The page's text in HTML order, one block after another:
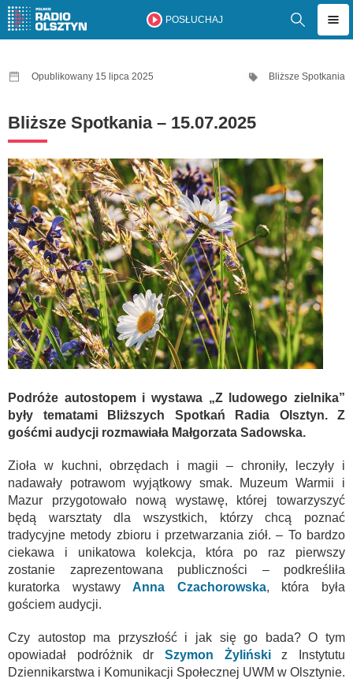
POSŁUCHAJ
Opublikowany 15 lipca 2025 Bliższe Spotkania
Bliższe Spotkania – 15.07.2025
Podróże autostopem i wystawa „Z ludowego zielnika”
były tematami Bliższych Spotkań Radia Olsztyn. Z
gośćmi audycji rozmawiała Małgorzata Sadowska.
Zioła w kuchni, obrzędach i magii – chroniły, leczyły i
nadawały potrawom wyjątkowy smak. Muzeum Warmii i
Mazur przygotowało nową wystawę, której towarzyszyć
będą warsztaty dla wszystkich, którzy chcą poznać
tradycyjne metody zbioru i przetwarzania ziół. – To bardzo
ciekawa i unikatowa kolekcja, która po raz pierwszy
zostanie zaprezentowana publiczności – podkreśliła
kuratorka wystawyAnna Czachorowska, która była
gościem audycji.
Czy autostop ma przyszłość i jak się go bada? O tym
opowiadał podróżnik dr Szymon Żylińskiz Instytutu
Dziennikarstwa i Komunikacji Społecznej UWM w Olsztynie.